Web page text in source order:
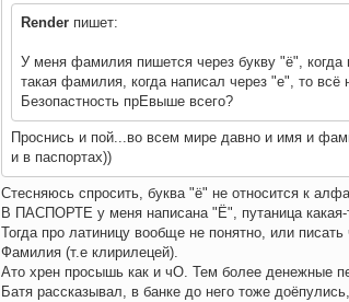
Render пишет:
У меня фамилия пишется через букву "ё", когда
такая фамилия, когда написал через "е", то всё
Безопастность прЕвыше всего?
Проснись и пой...во всем мире давно и имя и
и в паспортах))
Стесняюсь спросить, буква "ё" не относится к
В ПАСПОРТЕ у меня написана "Ё", путаница какая-
Тогда про латиницу вообще не понятно, или
Фамилия (т.е клирилецей).
Ато хрен просышь как и чО. Тем более денежные
Батя рассказывал, в банке до него тоже